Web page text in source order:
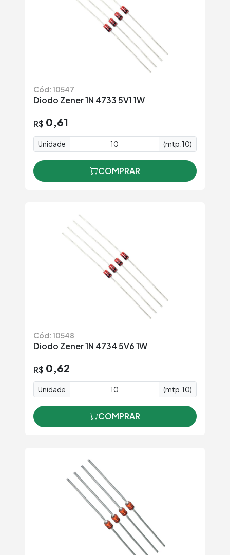
Cód: 10547
Diodo Zener 1N 4733 5V1 1W
R$ 0,61
Unidade (mtp.10)
COMPRAR
Cód: 10548
Diodo Zener 1N 4734 5V6 1W
R$ 0,62
Unidade (mtp.10)
COMPRAR